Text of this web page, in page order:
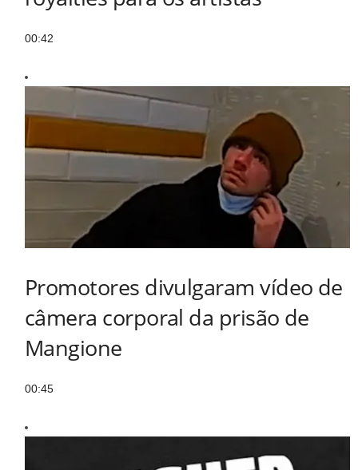
00:42
Promotores divulgaram vídeo de
câmera corporal da prisão de
Mangione
00:45